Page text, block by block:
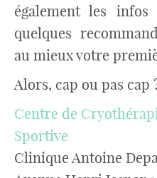
également les
quelques
au mieux votre
Alors, cap ou pas cap
Centre de
Sportive
Clinique Antoine